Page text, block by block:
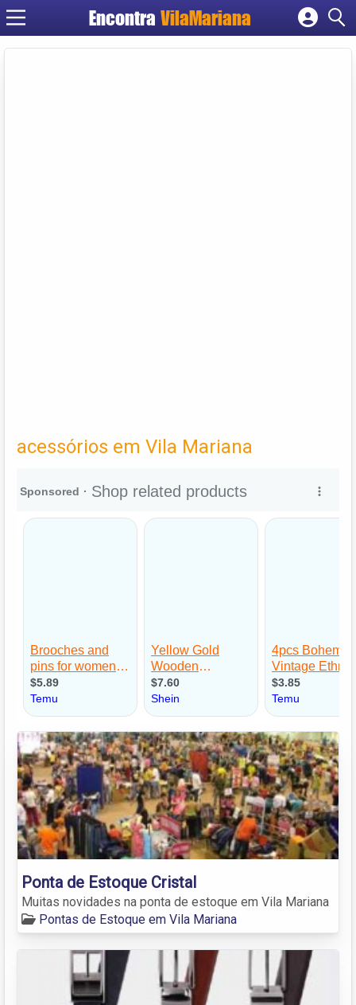
EncontraVilaMariana
Cadastrar empresa
acessórios em Vila Mariana
Ponta de Estoque Cristal
Muitas novidades na ponta de estoque em Vila Mariana
Pontas de Estoque em Vila Mariana